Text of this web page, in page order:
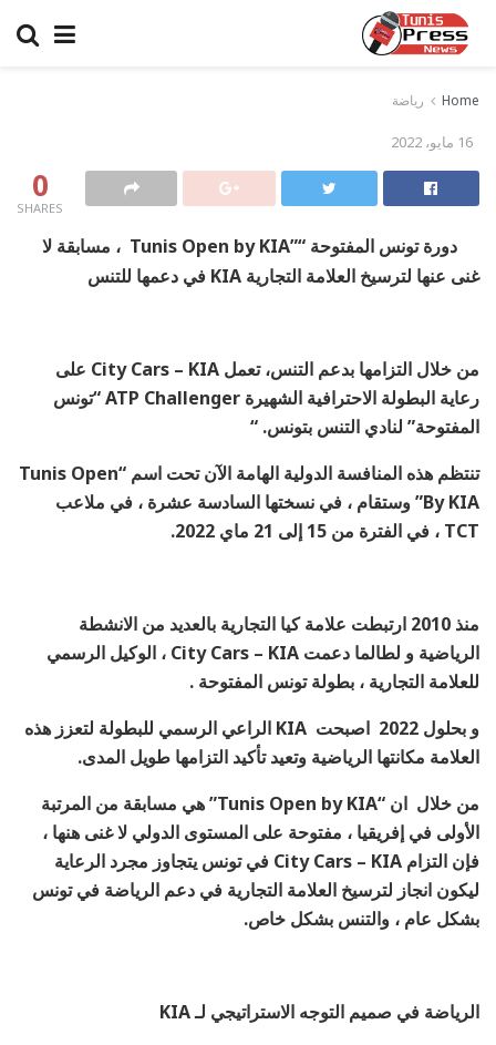
Home رياضة
16 مايو، 2022
0
SHARES
دورة تونس المفتوحة “”Tunis Open by KIA ، مسابقة لا
غنى عنها لترسيخ العلامة التجارية KIA في دعمها للتنس
من خلال التزامها بدعم التنس، تعمل City Cars – KIA على
رعاية البطولة الاحترافية الشهيرة ATP Challenger “تونس
المفتوحة” لنادي التنس بتونس. “
تنتظم هذه المنافسة الدولية الهامة الآن تحت اسم “Tunis Open
By KIA” وستقام ، في نسختها السادسة عشرة ، في ملاعب
TCT ، في الفترة من 15 إلى 21 ماي 2022.
منذ 2010 ارتبطت علامة كيا التجارية بالعديد من الانشطة
الرياضية و لطالما دعمت City Cars – KIA ، الوكيل الرسمي
للعلامة التجارية ، بطولة تونس المفتوحة .
و بحلول 2022 اصبحت KIA الراعي الرسمي للبطولة لتعزز
هذه
العلامة مكانتها الرياضية وتعيد تأكيد التزامها طويل المدى.
من خلال ان “Tunis Open by KIA” هي مسابقة من المرتبة
الأولى في إفريقيا ، مفتوحة على المستوى الدولي لا غنى هنها ،
فإن التزام City Cars – KIA في تونس يتجاوز مجرد الرعاية
ليكون انجاز لترسيخ العلامة التجارية في دعم الرياضة في تونس
بشكل عام ، والتنس بشكل خاص.
الرياضة في صميم التوجه الاستراتيجي لـ KIA